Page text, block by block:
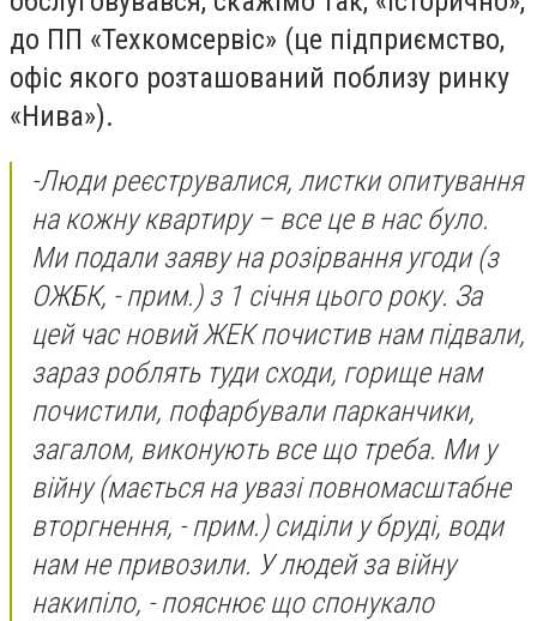
до ПП «Техкомсервіс» (це підприємство,
офіс якого розташований поблизу ринку
«Нива»).
-Люди реєструвалися, листки опитування
на кожну квартиру – все це в нас було.
Ми подали заяву на розірвання угоди(з
ОЖБК, - прим.) з 1 січня цього року. За
цей час новий ЖЕК почистив нам підвали,
зараз роблять туди сходи, горище нам
почистили, пофарбували парканчики,
загалом, виконують все що треба. Ми у
війну(мається на увазі повномасштабне
вторгнення, - прим.) сиділи у бруді, води
нам не привозили. У людей за війну
накипіло, - пояснює що спонукало